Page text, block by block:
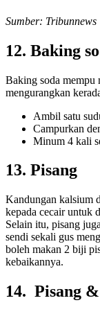
Sumber: Tribunnews
12. Baking
Baking soda mempu
mengurangkan
Ambil satu
Campurkan
Minum 4 kali
13. Pisang
Kandungan kalsium
kepada cecair untuk
Selain itu, pisang
sendi sekali gus
boleh makan 2 biji
kebaikannya.
14. Pisang